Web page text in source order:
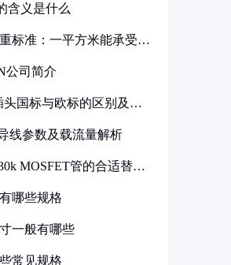
含义是什么
标准：一平方米能承受多
公司简介
头国标与欧标的区别及其
线参数及载流量解析
MOSFET管的合适替代
哪些规格
一般有哪些
常见规格